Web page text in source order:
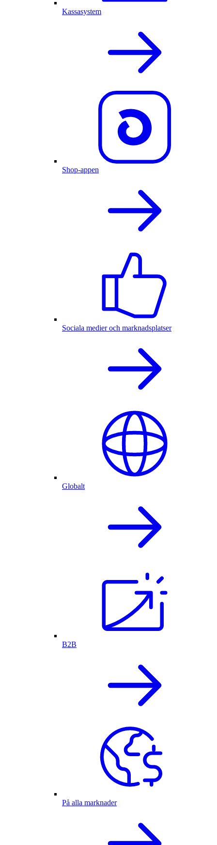
Kassasystem
Shop-appen
Sociala medier och marknadsplatser
Globalt
B2B
På alla marknader